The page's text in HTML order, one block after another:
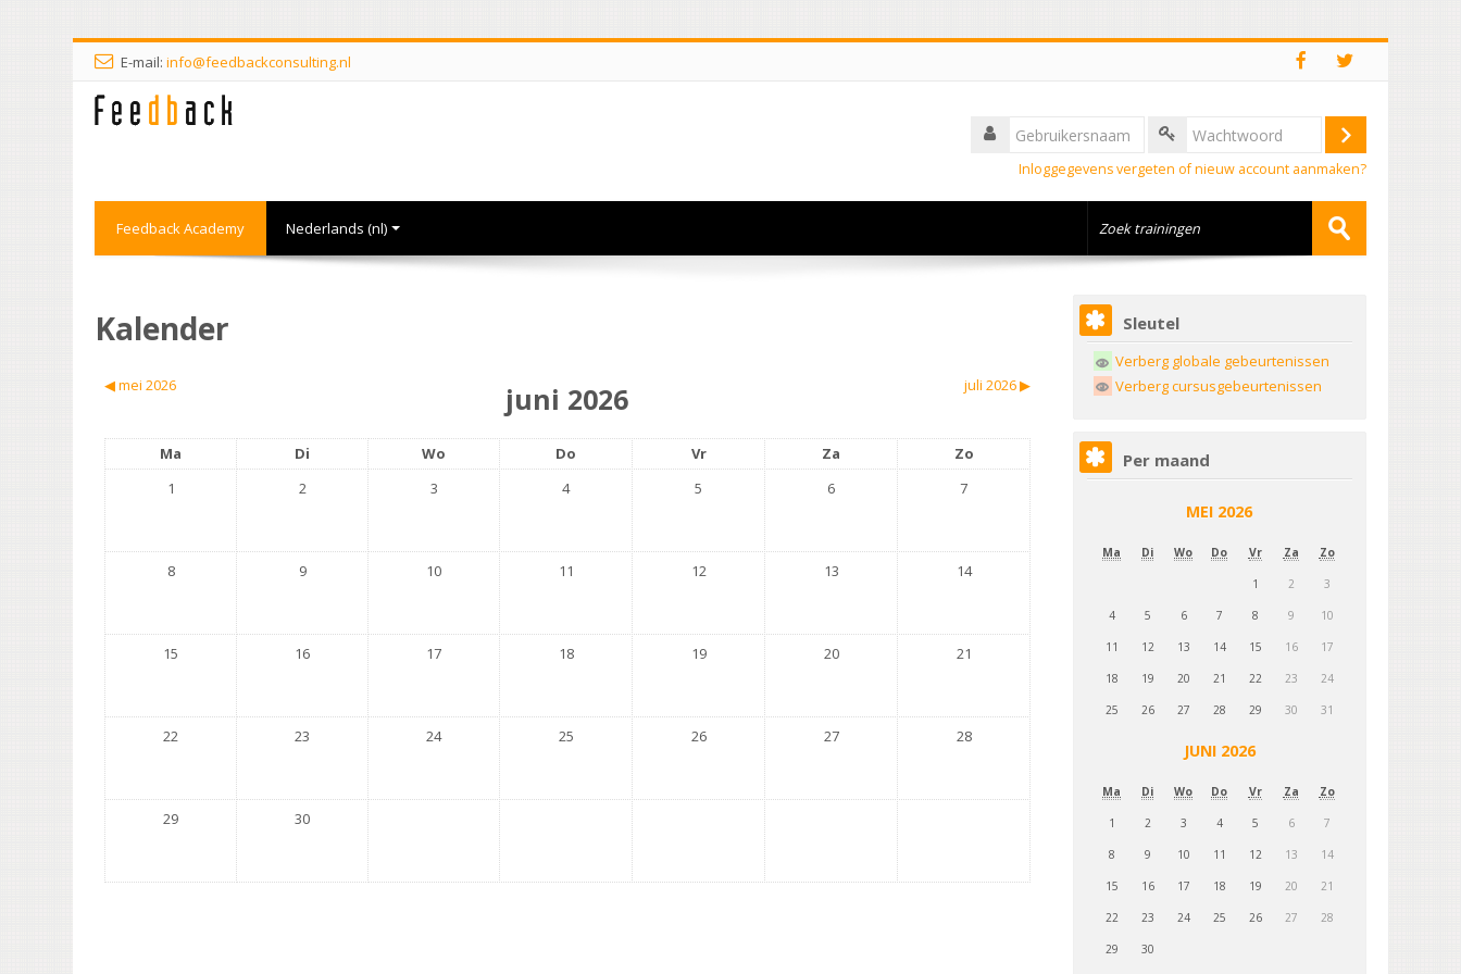
E-mail:info@feedbackconsulting.nl
Inloggegevens vergeten of nieuw account aanmaken?
Feedback Academy Nederlands ‎(nl)‎
Kalender
◀︎mei 2026 juni 2026 juli 2026▶︎
Ma Di Wo Do Vr Za
Zo
1
2 3 4 5 6 7
8 9 10 11 12 13 14
15 16 17 18 19 20 21
22 23 24 25 26 27 28
29 30
Sleutel
Verberg globale gebeurtenissen
Verberg cursusgebeurtenissen
Per maand
MEI 2026
Ma Di Wo Do Vr Za Zo
1 2 3
4 5 6 7 8 9 10
11 12 13 14 15 16 17
18 19 20 21 22 23 24
25 26 27 28 29 30 31
JUNI 2026
Ma Di Wo Do Vr Za Zo
1 2 3 4 5 6 7
8 9 10 11 12 13 14
15 16 17 18 19 20 21
22 23 24 25 26 27 28
29 30